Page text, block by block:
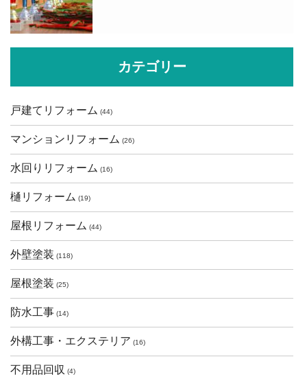
カテゴリー
戸建てリフォーム (44)
マンションリフォーム (26)
水回りリフォーム (16)
樋リフォーム (19)
屋根リフォーム (44)
外壁塗装 (118)
屋根塗装 (25)
防水工事 (14)
外構工事・エクステリア (16)
不用品回収 (4)